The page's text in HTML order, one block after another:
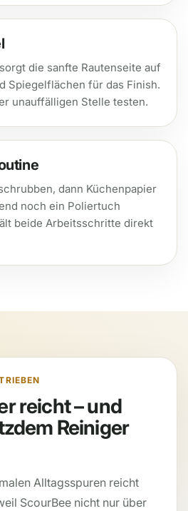
die sanfte Rautenseite auf
Spiegelflächen für das Finish.
unauffälligen Stelle testen.
dann Küchenpapier
noch ein Poliertuch
beide Arbeitsschritte direkt
reicht – und
Reiniger
Alltagsspuren reicht
ScourBee nicht nur über